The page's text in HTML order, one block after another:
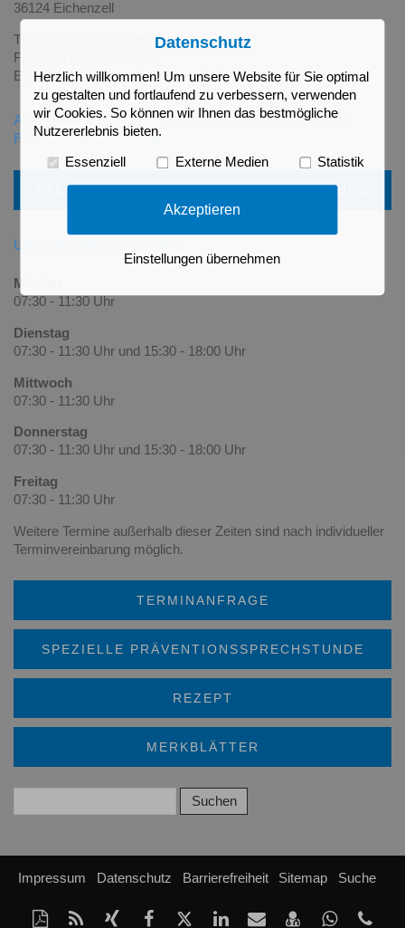
36124 Eichenzell
Tel: +49 (6659) 919296
Fax: +49 (6659) 918807
E-Mail: info@hausarzt-eichenzell.de
AUSBILDUNGSPRAXIS DER GOETHE UNIVERSITÄT
FRANKFURT AM MAIN.
STELLENANGEBOTE & ONLINE-BEWERBUNG
UNSERE SPRECHZEITEN
Montag
07:30 - 11:30 Uhr
Dienstag
07:30 - 11:30 Uhr und 15:30 - 18:00 Uhr
Mittwoch
07:30 - 11:30 Uhr
Donnerstag
07:30 - 11:30 Uhr und 15:30 - 18:00 Uhr
Freitag
07:30 - 11:30 Uhr
Weitere Termine außerhalb dieser Zeiten sind nach individueller
Terminvereinbarung möglich.
TERMINANFRAGE
SPEZIELLE PRÄVENTIONSSPRECHSTUNDE
REZEPT
MERKBLÄTTER
Impressum Datenschutz Barrierefreiheit Sitemap Suche
Diese
RSS-
Auf
Auf
Auf
Per
vCard
Auf
Datenschutz
Herzlich willkommen! Um unsere Website für Sie optimal
zu gestalten und fortlaufend zu verbessern, verwenden
wir Cookies. So können wir Ihnen das bestmögliche
Nutzererlebnis bieten.
Essenziell Externe Medien Statistik
Akzeptieren
Einstellungen übernehmen